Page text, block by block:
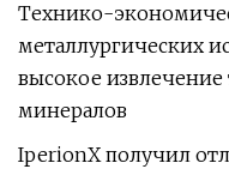
Технико-
металлургических
высокое
минералов
IperionX получил